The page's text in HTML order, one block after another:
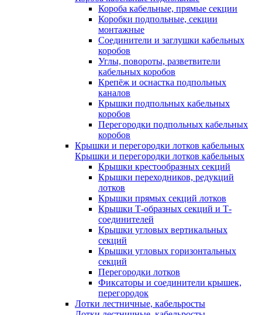
Короба кабельные, прямые секции
Коробки подпольные, секции
монтажные
Соединители и заглушки кабельных
коробов
Углы, повороты, разветвители
кабельных коробов
Крепёж и оснастка подпольных
каналов
Крышки подпольных кабельных
коробов
Перегородки подпольных кабельных
коробов
Крышки и перегородки лотков кабельных
Крышки и перегородки лотков кабельных
Крышки крестообразных секций
Крышки переходников, редукций
лотков
Крышки прямых секций лотков
Крышки Т-образных секций и Т-
соединителей
Крышки угловых вертикальных
секций
Крышки угловых горизонтальных
секций
Перегородки лотков
Фиксаторы и соединители крышек,
перегородок
Лотки лестничные, кабельросты